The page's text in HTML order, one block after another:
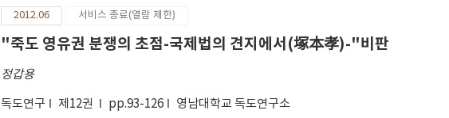
2012.06 서비스 종료(열람 제한)
"죽도 영유권 분쟁의 초점-국제법의 견지에서(塚本孝)-"비판
정갑용
독도연구 제12권 pp.93-126 영남대학교 독도연구소